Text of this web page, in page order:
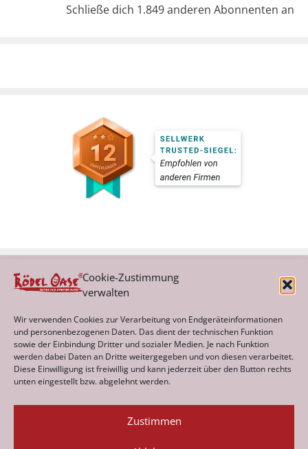
Cookie-Zustimmung
verwalten
Wir verwenden Cookies zur Verarbeitung von Endgeräteinformationen
und personenbezogenen Daten. Das dient der technischen Funktion
sowie der Einbindung Dritter und sozialer Medien. Je nach Funktion
werden dabei Daten an Dritte weitergegeben und von diesen verarbeitet.
Diese Einwilligung ist freiwillig und kann jederzeit über den Button rechts
unten eingestellt bzw. abgelehnt werden.
Zustimmen
Schließe dich 1.849 anderen Abonnenten an
Archiv